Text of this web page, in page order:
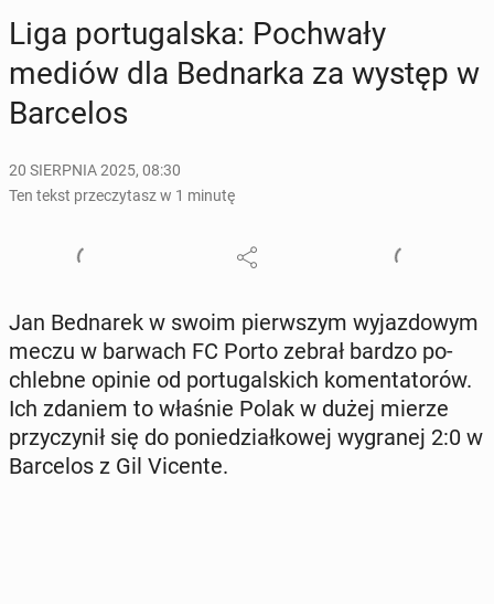
Liga por­tu­gal­ska: Po­chwa­ły
mediów dla Bed­nar­ka za występ w
Bar­ce­los
20 SIERPNIA 2025, 08:30
Ten tekst przeczytasz w 1 minutę
Jan Bed­na­rek w swoim pierw­szym wy­jaz­do­wym
meczu w barwach FC Porto zebrał bardzo po­
chleb­ne opinie od por­tu­gal­skich ko­men­ta­to­rów.
Ich zdaniem to właśnie Polak w dużej mierze
przy­czy­nił się do po­nie­dział­ko­wej wy­gra­nej 2:0 w
Bar­ce­los z Gil Vicente.